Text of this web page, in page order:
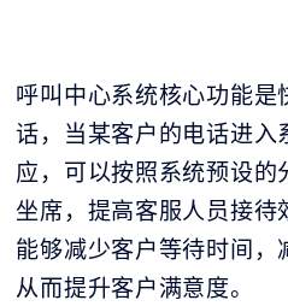
呼叫中心系统核心功能
话，当某客户的电话进入
应，可以按照系统预设的
坐席，提高客服人员接
能够减少客户等待时间，
从而提升客户满意度。